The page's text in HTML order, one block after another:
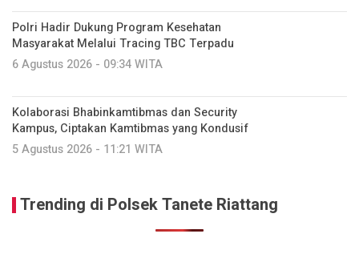
Polri Hadir Dukung Program Kesehatan
Masyarakat Melalui Tracing TBC Terpadu
6 Agustus 2026 - 09:34 WITA
Kolaborasi Bhabinkamtibmas dan Security
Kampus, Ciptakan Kamtibmas yang Kondusif
5 Agustus 2026 - 11:21 WITA
Trending di Polsek Tanete Riattang